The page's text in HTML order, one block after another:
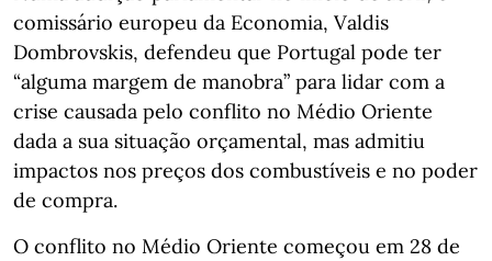
comissário europeu da Economia, Valdis
Dombrovskis, defendeu que Portugal pode ter
“alguma margem de manobra” para lidar com a
crise causada pelo conflito no Médio Oriente
dada a sua situação orçamental, mas admitiu
impactos nos preços dos combustíveis e no poder
de compra.
O conflito no Médio Oriente começou em 28 de